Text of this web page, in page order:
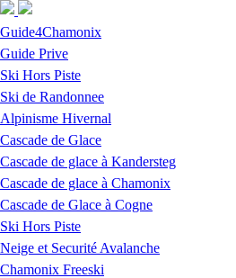
Skip to navigation
Skip to main content
Guide4Chamonix
Guide Prive
Ski Hors Piste
Ski de Randonnee
Alpinisme Hivernal
Cascade de Glace
Cascade de glace à Kandersteg
Cascade de glace à Chamonix
Cascade de Glace à Cogne
Ski Hors Piste
Neige et Securité Avalanche
Chamonix Freeski